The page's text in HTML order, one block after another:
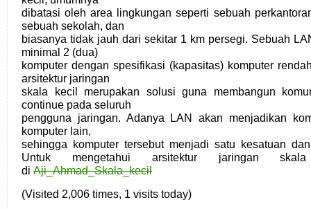
dibatasi oleh area lingkungan seperti sebuah
sebuah sekolah, dan
biasanya tidak jauh dari sekitar 1 km persegi. Sebuah
minimal 2 (dua)
komputer dengan spesifikasi (kapasitas) komputer
arsitektur jaringan
skala kecil merupakan solusi guna membangun
continue pada seluruh
pengguna jaringan. Adanya LAN akan menjadikan
komputer lain,
sehingga komputer tersebut menjadi satu kesatuan
Untuk mengetahui arsitektur jaringan
di Aji_Ahmad_Skala_kecil
(Visited 2,006 times, 1 visits today)